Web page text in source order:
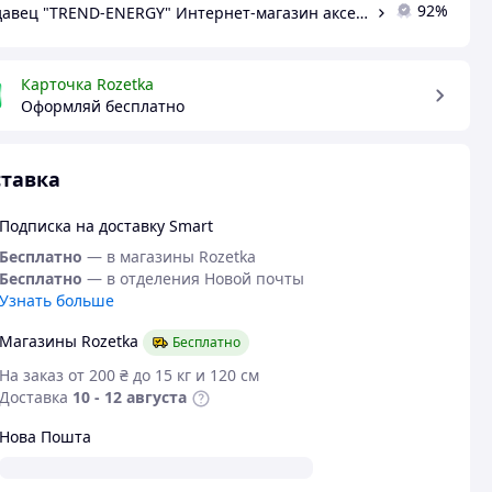
Продавец "TREND-ENERGY" Интернет-магазин аксессуаров к смартфонам и компьютерам 92%
Карточка Rozetka
Оформляй бесплатно
на доставку Smart
— в магазины Rozetka
— в отделения Новой почты
больше
Rozetka
Бесплатно
заказ от 200 ₴ до 15 кг и 120 см
10 - 12 августа
Пошта